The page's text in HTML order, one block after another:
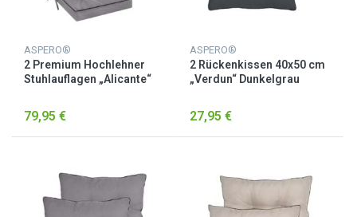
ASPERO®
2 Premium Hochlehner
Stuhlauflagen „Alicante“
79,95 €
ASPERO®
2 Rückenkissen 40x50 cm
„Verdun“ Dunkelgrau
27,95 €